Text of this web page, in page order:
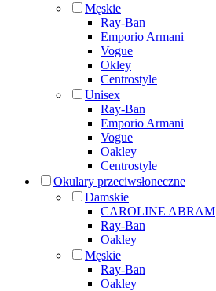
Męskie
Ray-Ban
Emporio Armani
Vogue
Okley
Centrostyle
Unisex
Ray-Ban
Emporio Armani
Vogue
Oakley
Centrostyle
Okulary przeciwsłoneczne
Damskie
CAROLINE ABRAM
Ray-Ban
Oakley
Męskie
Ray-Ban
Oakley